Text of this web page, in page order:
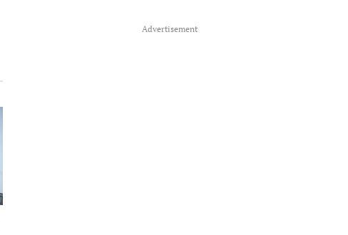
Advertisement